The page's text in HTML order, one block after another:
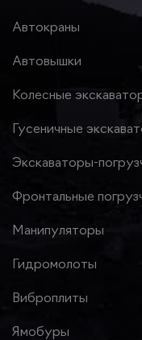
Автокраны
Автовышки
Колесные
Гусеничные
Экскаваторы-
Фронтальные
Манипуляторы
Гидромолоты
Виброплиты
Ямобуры